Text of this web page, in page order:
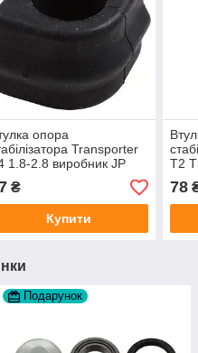
опора
Transporter
1.8-2.8 виробник JP
Данія
₴
Купити
T2
78
Подарунок